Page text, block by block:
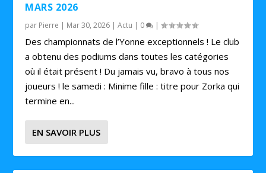
MARS 2026
par Pierre | Mar 30, 2026 |Actu | 0 |
Des championnats de l’Yonne exceptionnels ! Le club
a obtenu des podiums dans toutes les catégories
où il était présent ! Du jamais vu, bravo à tous nos
joueurs ! le samedi : Minime fille : titre pour Zorka qui
termine en...
EN SAVOIR PLUS